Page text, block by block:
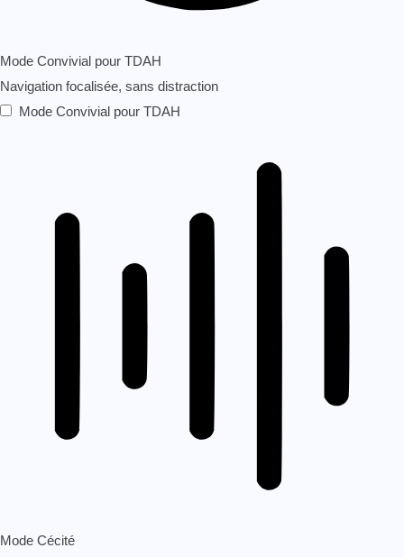
Mode Convivial pour TDAH
Navigation focalisée, sans distraction
Mode Convivial pour TDAH
Mode Cécité